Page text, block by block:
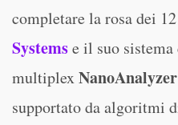
completare la rosa dei
Systemse il suo
multiplexNanoAnalyzer
supportato da algoritmi